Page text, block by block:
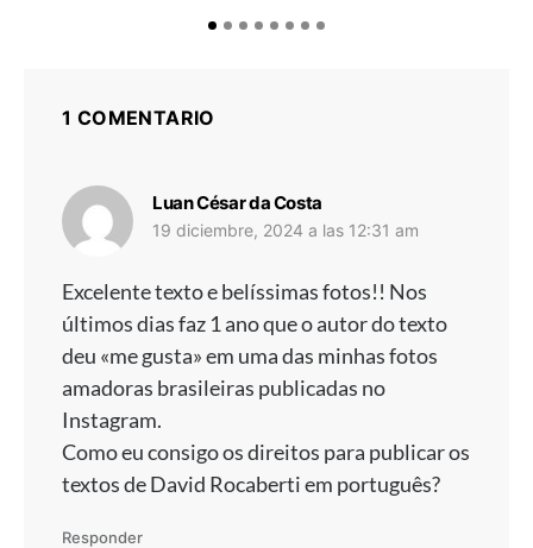
1 COMENTARIO
Luan César da Costa
19 diciembre, 2024 a las 12:31 am
Excelente texto e belíssimas fotos!! Nos
últimos dias faz 1 ano que o autor do texto
deu «me gusta» em uma das minhas fotos
amadoras brasileiras publicadas no
Instagram.
Como eu consigo os direitos para publicar os
textos de David Rocaberti em português?
Responder